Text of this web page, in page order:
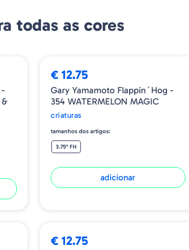
todas as cores
€ 12.75
Gary Yamamoto Flappin´Hog -
354 WATERMELON MAGIC
criaturas
tamanhos dos artigos:
3.75" FH
adicionar
€ 12.75